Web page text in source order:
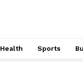
Health Sports